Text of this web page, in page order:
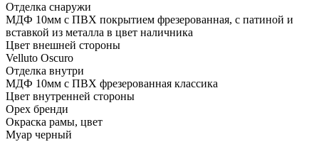
Отделка снаружи
МДФ 10мм с ПВХ покрытием фрезерованная, с патиной и
вставкой из металла в цвет наличника
Цвет внешней стороны
Velluto Oscuro
Отделка внутри
МДФ 10мм с ПВХ фрезерованная классика
Цвет внутренней стороны
Орех бренди
Окраска рамы, цвет
Муар черный